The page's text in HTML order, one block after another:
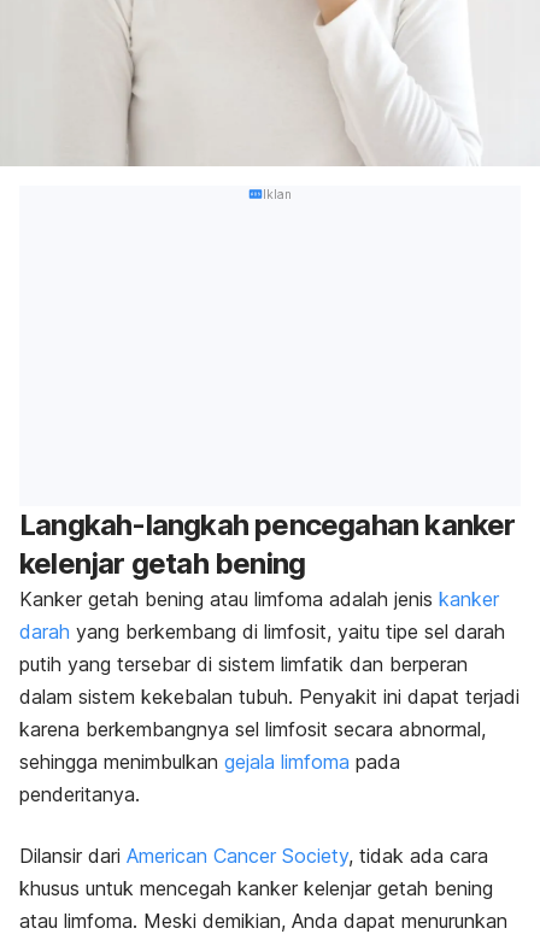
Iklan
Langkah-langkah pencegahan kanker
kelenjar getah bening
Kanker getah bening atau limfoma adalah jenis kanker
darah yang berkembang di limfosit, yaitu tipe sel darah
putih yang tersebar di sistem limfatik dan berperan
dalam sistem kekebalan tubuh. Penyakit ini dapat terjadi
karena berkembangnya sel limfosit secara abnormal,
sehingga menimbulkan gejala limfoma pada
penderitanya.
Dilansir dari American Cancer Society, tidak ada cara
khusus untuk mencegah kanker kelenjar getah bening
atau limfoma. Meski demikian, Anda dapat menurunkan